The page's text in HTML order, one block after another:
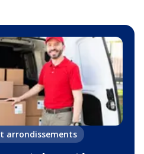
arrondissements